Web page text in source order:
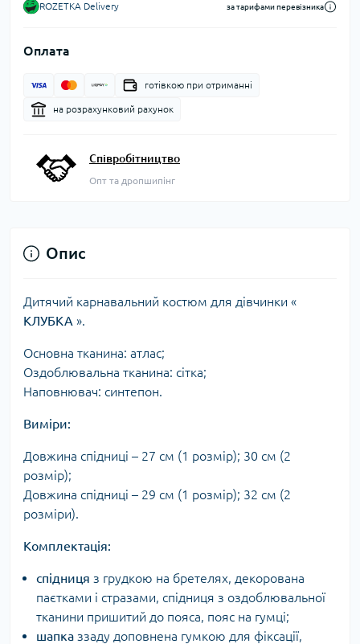
ROZETKA Delivery за тарифами перевізника
Оплата
готівкою при отриманні
на розрахунковий рахунок
Співробітництво
Опт та дропшипінг
Опис
Дитячий карнавальний костюм для дівчинки «
КЛУБКА ».
Основна тканина: атлас;
Оздоблювальна тканина: сітка;
Наповнювач: синтепон.
Виміри:
Довжина спідниці – 27 см (1 розмір); 30 см (2
розмір);
Довжина спідниці – 29 см (1 розмір); 32 см (2
розміри).
Комплектація:
спідниця з грудкою на бретелях, декорована
паєтками і стразами, спідниця з оздоблювальної
тканини пришитий до пояса, пояс на гумці;
шапка ззаду доповнена гумкою для фіксації,